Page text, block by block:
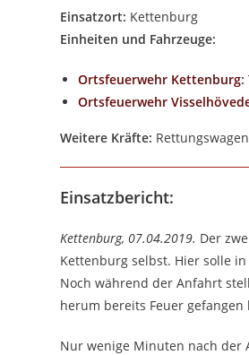
Einsatzort: Kettenburg
Einheiten und Fahrzeuge:
Ortsfeuerwehr Kettenburg:
Ortsfeuerwehr
Weitere Kräfte: Rettungswagen
Einsatzbericht:
Kettenburg, 07.04.2019. Der
Kettenburg selbst. Hier solle
Noch während der Anfahrt
herum bereits Feuer gefangen
Nur wenige Minuten nach der